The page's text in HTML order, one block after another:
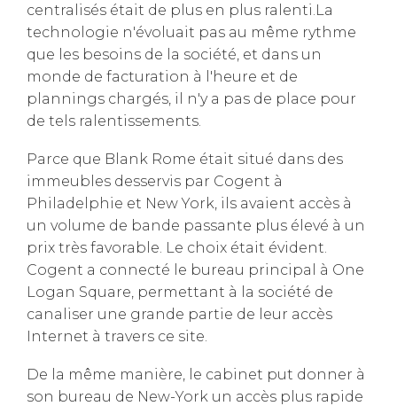
centralisés était de plus en plus ralenti.La
technologie n'évoluait pas au même rythme
que les besoins de la société, et dans un
monde de facturation à l'heure et de
plannings chargés, il n'y a pas de place pour
de tels ralentissements.
Parce que Blank Rome était situé dans des
immeubles desservis par Cogent à
Philadelphie et New York, ils avaient accès à
un volume de bande passante plus élevé à un
prix très favorable. Le choix était évident.
Cogent a connecté le bureau principal à One
Logan Square, permettant à la société de
canaliser une grande partie de leur accès
Internet à travers ce site.
De la même manière, le cabinet put donner à
son bureau de New-York un accès plus rapide